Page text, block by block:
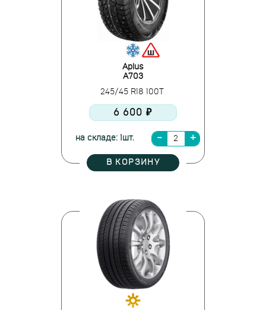
Aplus
A703
245/45 R18 100T
6 600 ₽
на складе: 1шт.
В КОРЗИНУ